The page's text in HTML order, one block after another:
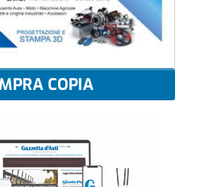
COPIA